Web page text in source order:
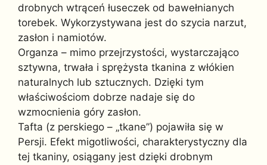
drobnych wtrąceń łuseczek od bawełnianych
torebek. Wykorzystywana jest do szycia narzut,
zasłon i namiotów.
Organza – mimo przejrzystości, wystarczająco
sztywna, trwała i sprężysta tkanina z włókien
naturalnych lub sztucznych. Dzięki tym
właściwościom dobrze nadaje się do
wzmocnienia góry zasłon.
Tafta (z perskiego – „tkane”) pojawiła się w
Persji. Efekt migotliwości, charakterystyczny dla
tej tkaniny, osiągany jest dzięki drobnym